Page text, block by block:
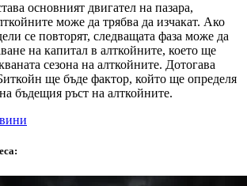
основният двигател на пазара,
може да трябва да изчакат. Ако
се повторят, следващата фаза може да
на капитал в алткойните, което ще
сезона на алткойните. Дотогава
ще бъде фактор, който ще определя
бъдещия ръст на алткойните.